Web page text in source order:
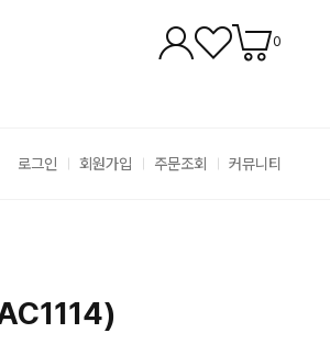
0
로그인 회원가입 주문조회 커뮤니티